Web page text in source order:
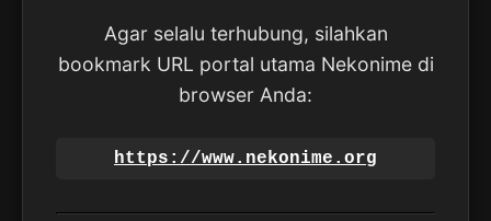
Agar selalu terhubung, silahkan
bookmark URL portal utama Nekonime di
browser Anda:
https://www.nekonime.org